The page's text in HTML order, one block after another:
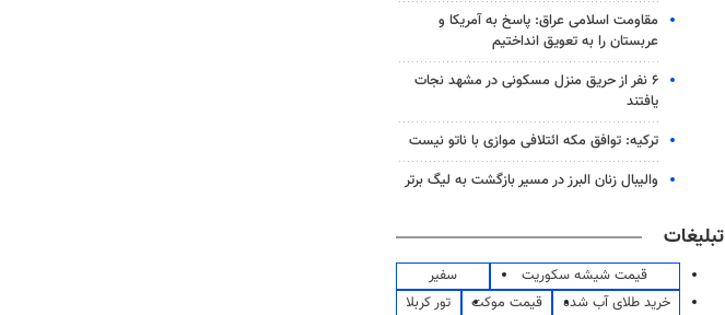
مقاومت اسلامی عراق: پاسخ به آمریکا و
عربستان را به تعویق انداختیم
۶ نفر از حریق منزل مسکونی در مشهد نجات
یافتند
ترکیه: توافق مکه ائتلافی موازی با ناتو نیست
والیبال زنان البرز در مسیر بازگشت به لیگ برتر
تبلیغات
قیمت شیشه سکوریت
سفیر
خرید طلای آب شده
قیمت موکت
تور کربلا